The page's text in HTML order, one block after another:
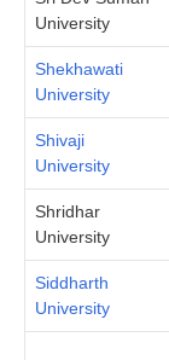
University
Shekhawati
University
Shivaji
University
Shridhar
University
Siddharth
University